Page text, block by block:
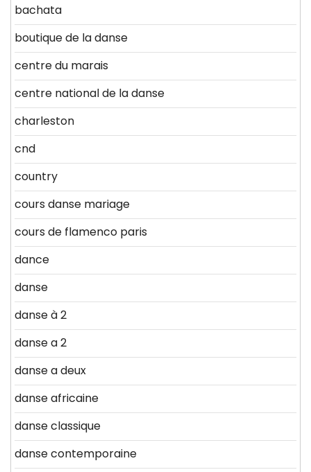
bachata
boutique de la danse
centre du marais
centre national de la danse
charleston
cnd
country
cours danse mariage
cours de flamenco paris
dance
danse
danse à 2
danse a 2
danse a deux
danse africaine
danse classique
danse contemporaine